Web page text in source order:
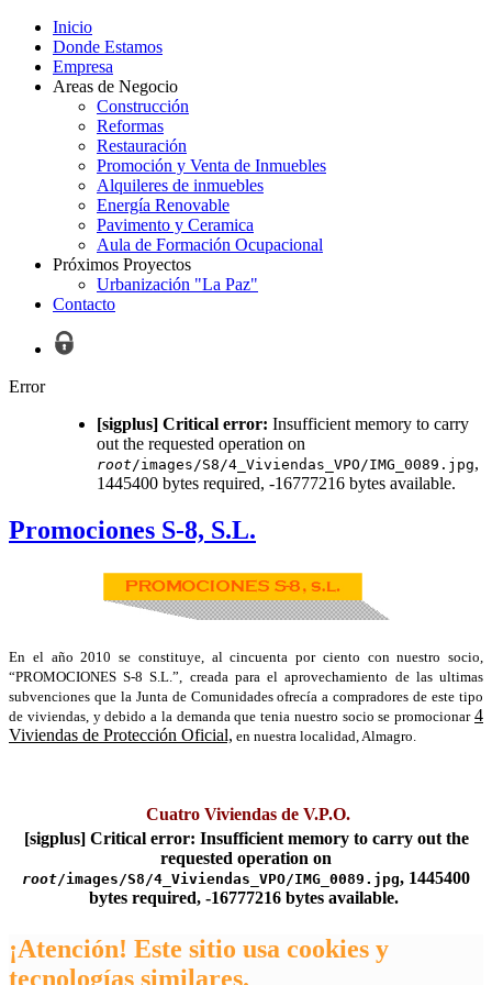
Inicio
Donde Estamos
Empresa
Areas de Negocio
Construcción
Reformas
Restauración
Promoción y Venta de Inmuebles
Alquileres de inmuebles
Energía Renovable
Pavimento y Ceramica
Aula de Formación Ocupacional
Próximos Proyectos
Urbanización "La Paz"
Contacto
Error
[sigplus] Critical error: Insufficient memory to carry
out the requested operation on
root/images/S8/4_Viviendas_VPO/IMG_0089.jpg,
1445400 bytes required, -16777216 bytes available.
Promociones S-8, S.L.
En el año 2010 se constituye, al cincuenta por ciento con nuestro socio,
“PROMOCIONES S-8 S.L.”, creada para el aprovechamiento de las ultimas
subvenciones que la Junta de Comunidades ofrecía a compradores de este tipo
de viviendas, y debido a la demanda que tenia nuestro socio se promocionar 4
Viviendas de Protección Oficial, en nuestra localidad, Almagro.
Cuatro Viviendas de V.P.O.
[sigplus] Critical error: Insufficient memory to carry out the
requested operation on
root/images/S8/4_Viviendas_VPO/IMG_0089.jpg, 1445400
bytes required, -16777216 bytes available.
¡Atención! Este sitio usa cookies y
tecnologías similares.